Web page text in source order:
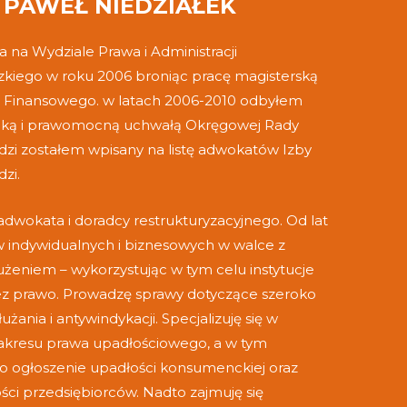
NIEDZIAŁEK
na Wydziale Prawa i Administracji
w roku 2006 broniąc pracę magisterską
w latach 2006-2010 odbyłem
i prawomocną uchwałą Okręgowej Rady
zostałem wpisany na listę adwokatów Izby
i doradcy restrukturyzacyjnego. Od lat
indywidualnych i biznesowych w walce z
– wykorzystując w tym celu instytucje
prawo. Prowadzę sprawy dotyczące szeroko
i antywindykacji. Specjalizuję się w
prawa upadłościowego, a w tym
ogłoszenie upadłości konsumenckiej oraz
przedsiębiorców. Nadto zajmuję się